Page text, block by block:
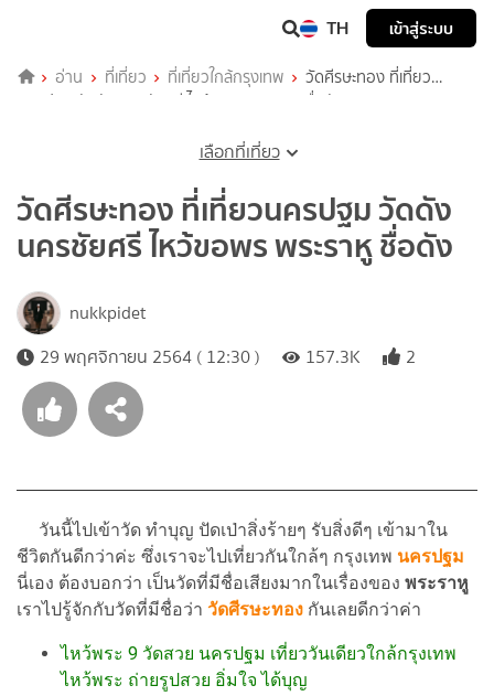
TH เข้าสู่ระบบ
อ่าน ที่เที่ยว ที่เที่ยวใกล้กรุงเทพ
วัดศีรษะทอง ที่เที่ยว
นครปฐม วัดดัง นครชัยศรี ไหว้ขอพร พระราหู ชื่อดัง
เลือกที่เที่ยว
วัดศีรษะทอง ที่เที่ยวนครปฐม วัดดัง
นครชัยศรี ไหว้ขอพร พระราหู ชื่อดัง
nukkpidet
29 พฤศจิกายน 2564 ( 12:30 )
157.3K 2
วันนี้ไปเข้าวัด ทำบุญ ปัดเป่าสิ่งร้ายๆ รับสิ่งดีๆ เข้ามาใน
ชีวิตกันดีกว่าค่ะ ซึ่งเราจะไปเที่ยวกันใกล้ๆ กรุงเทพ นครปฐม
นี่เอง ต้องบอกว่า เป็นวัดที่มีชื่อเสียงมากในเรื่องของ พระราหู
เราไปรู้จักกับวัดที่มีชื่อว่า วัดศีรษะทอง กันเลยดีกว่าค่า
ไหว้พระ 9 วัดสวย นครปฐม เที่ยววันเดียวใกล้กรุงเทพ
ไหว้พระ ถ่ายรูปสวย อิ่มใจ ได้บุญ